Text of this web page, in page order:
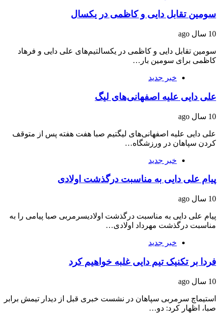
سومین تقابل دایی و کاظمی در یکسال
10 سال ago
سومین تقابل دایی و کاظمی در یکسالتیم‌های علی دایی و فرهاد
کاظمی برای سومین بار…
خبر جدید
علی دایی علیه اصفهانی‌های لیگ
10 سال ago
علی دایی علیه اصفهانی‌های لیگتیم صبا هفت هفته پس از متوقف
کردن سپاهان در ورزشگاه…
خبر جدید
پیام علی دایی به مناسبت درگذشت اولادی
10 سال ago
پیام علی دایی به مناسبت درگذشت اولادیسرمربی صبا پیامی را به
مناسبت درگذشت مهرداد اولادی…
خبر جدید
فردا بر تکنیک تیم دایی غلبه خواهیم کرد
10 سال ago
استیماچ سرمربی سپاهان در نشست خبری قبل از دیدار تیمش برابر
صبا، اظهار کرد: دو…